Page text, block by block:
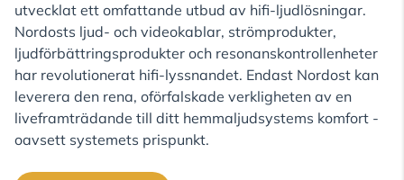
utvecklat ett omfattande utbud av hifi-ljudlösningar.
Nordosts ljud- och videokablar, strömprodukter,
ljudförbättringsprodukter och resonanskontrollenheter
har revolutionerat hifi-lyssnandet. Endast Nordost kan
leverera den rena, oförfalskade verkligheten av en
liveframträdande till ditt hemmaljudsystems komfort -
oavsett systemets prispunkt.